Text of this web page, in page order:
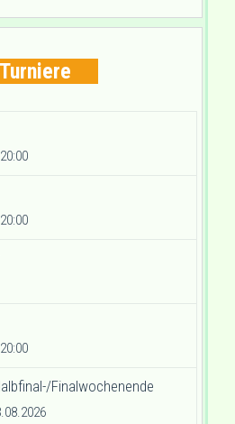
Turniere
Finalwochenende